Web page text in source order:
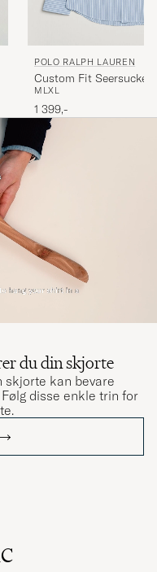
POLO RALPH LAUREN
Custom Fit
Stripe Shirt Blue
M LXL
1 399,-
du din skjorte
skjorte kan bevare
disse enkle trin for